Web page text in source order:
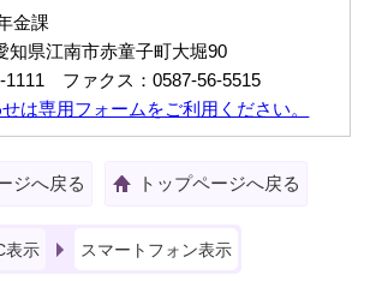
金課
県江南市赤童子町大堀90
1111 ファクス：0587-56-5515
は専用フォームをご利用ください。
ジへ戻る トップページへ戻る
表示 スマートフォン表示